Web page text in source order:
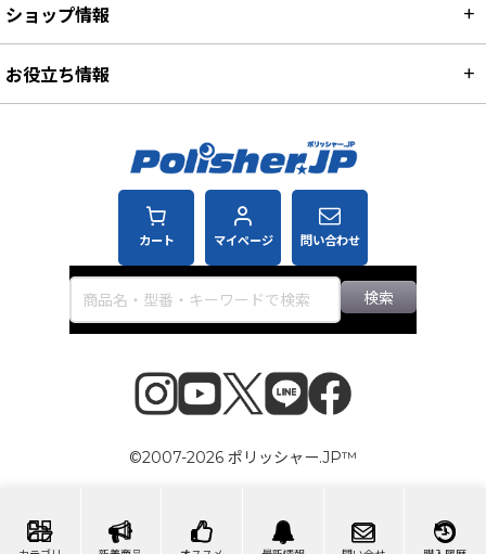
カート マイページ 問い合わせ
検索
ショップ情報
お役立ち情報
©2007-2026 ポリッシャー.JP™